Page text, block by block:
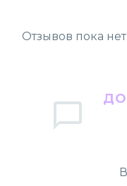
Отзывов пока нет.